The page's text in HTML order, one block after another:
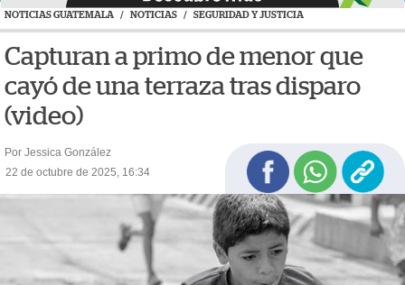
NOTICIAS GUATEMALA / NOTICIAS / SEGURIDAD Y JUSTICIA
Capturan a primo de menor que
cayó de una terraza tras disparo
(video)
Por Jessica González
22 de octubre de 2025, 16:34